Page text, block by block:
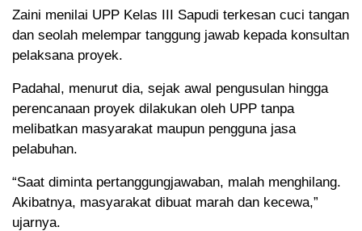
Zaini menilai UPP Kelas III Sapudi terkesan cuci tangan
dan seolah melempar tanggung jawab kepada konsultan
pelaksana proyek.
Padahal, menurut dia, sejak awal pengusulan hingga
perencanaan proyek dilakukan oleh UPP tanpa
melibatkan masyarakat maupun pengguna jasa
pelabuhan.
“Saat diminta pertanggungjawaban, malah menghilang.
Akibatnya, masyarakat dibuat marah dan kecewa,”
ujarnya.